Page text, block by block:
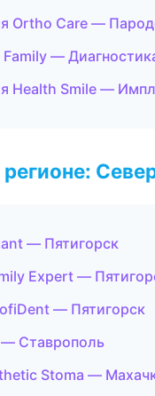
Ortho Care —
—
Health Smile —
— Пятигорск
Expert —
— Пятигорск
Ставрополь
Stoma —